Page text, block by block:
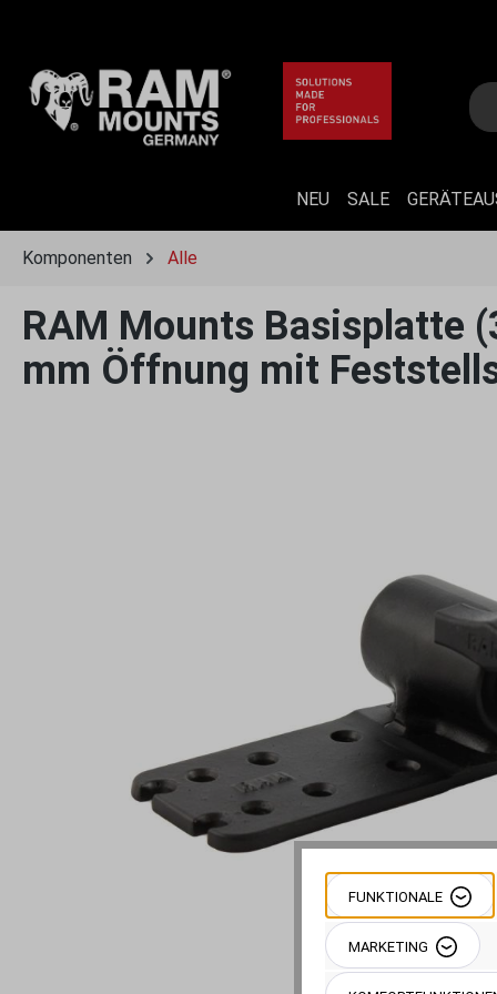
NEU SALE
Komponenten Alle
RAM Mounts Basisplatte
mm Öffnung mit
FUNKTIONALE
MARKETING